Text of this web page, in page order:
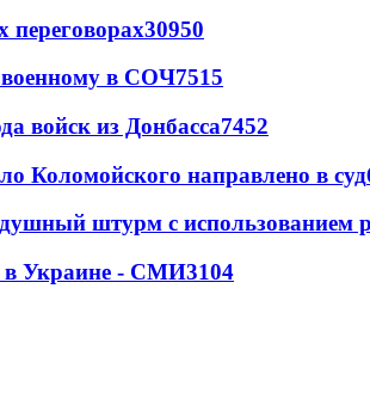
переговорах30950
в СОЧ7515
войск из Донбасса7452
Коломойского направлено в суд
штурм с использованием
в Украине - СМИ3104